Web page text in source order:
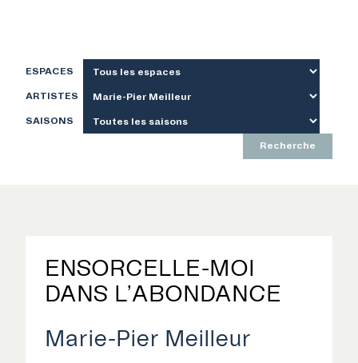
ESPACES
ARTISTES
SAISONS
Recherche
ENSORCELLE-MOI
DANS L’ABONDANCE
Marie-Pier Meilleur